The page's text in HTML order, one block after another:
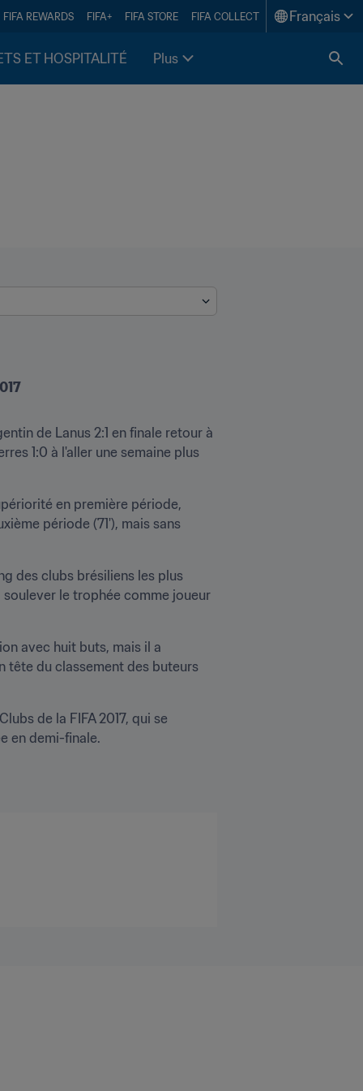
FIFA REWARDS FIFA+ FIFA STORE FIFA COLLECT Français
ET HOSPITALITÉ Plus
de Lanus 2:1 en finale retour à
1:0 à l'aller une semaine plus
en première période,
période (71'), mais sans
des clubs brésiliens les plus
le trophée comme joueur
avec huit buts, mais il a
tête du classement des buteurs
de la FIFA 2017, qui se
en demi-finale.